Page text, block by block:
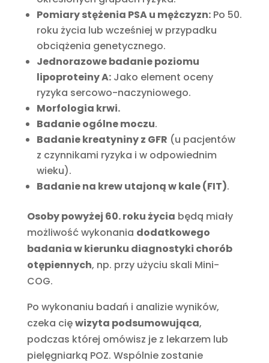
Pomiary stężenia PSA u mężczyzn:Po 50.
roku życia lub wcześniej w przypadku
obciążenia genetycznego.
Jednorazowe badanie poziomu
lipoproteiny A:Jako element oceny
ryzyka sercowo-naczyniowego.
Morfologia krwi.
Badanie ogólne moczu.
Badanie kreatyniny z GFR (u pacjentów
z czynnikami ryzyka i w odpowiednim
wieku).
Badanie na krew utajoną w kale (FIT).
Osoby powyżej 60. roku życia będą miały
możliwość wykonania dodatkowego
badania w kierunku diagnostyki chorób
otępiennych, np. przy użyciu skali Mini-
COG.
Po wykonaniu badań i analizie wyników,
czeka cięwizyta podsumowująca,
podczas której omówisz je z lekarzem lub
pielęgniarką POZ. Wspólnie zostanie